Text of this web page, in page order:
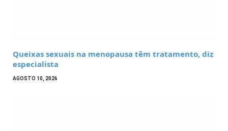
Queixas sexuais na menopausa têm tratamento, diz
especialista
AGOSTO 10, 2026